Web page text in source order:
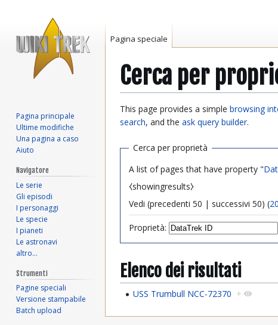
Cerca per
Vai
alla
Vai
alla
This page provides a simple browsing
search, and the ask query builder.
Cerca per proprietà
A list of pages that have property "
⧼showingresults⧽
Vedi (precedenti 50 | successivi 50) (20
Proprietà:
Elenco dei risultati
USS Trumbull NCC-72370 +
Pagina speciale
Pagina principale
Ultime modifiche
Una pagina a caso
Aiuto
Navigatore
Le serie
Gli episodi
I personaggi
Le specie
I pianeti
Le astronavi
altro…
Strumenti
Pagine speciali
Versione stampabile
Batch upload